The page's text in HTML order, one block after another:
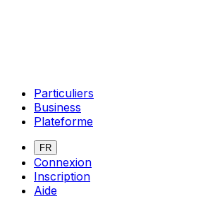
Particuliers
Business
Plateforme
FR
Connexion
Inscription
Aide